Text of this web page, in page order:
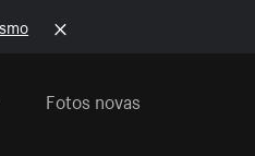
Fotos novas